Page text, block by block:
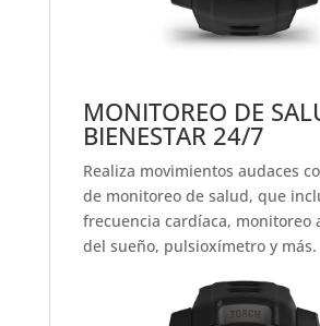
MONITOREO DE
BIENESTAR 24/7
Realiza movimientos audaces
de monitoreo de salud, que
frecuencia cardíaca, monitoreo
del sueño, pulsioxímetro y más.